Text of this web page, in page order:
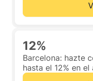
12%
Barcelona: hazte
hasta el 12% en